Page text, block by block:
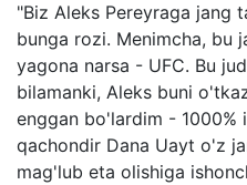
"Biz Aleks Pereyraga jang
bunga rozi. Menimcha, bu
yagona narsa - UFC. Bu
bilamanki, Aleks buni
enggan bo'lardim - 1000%
qachondir Dana Uayt o'z
mag'lub eta olishiga